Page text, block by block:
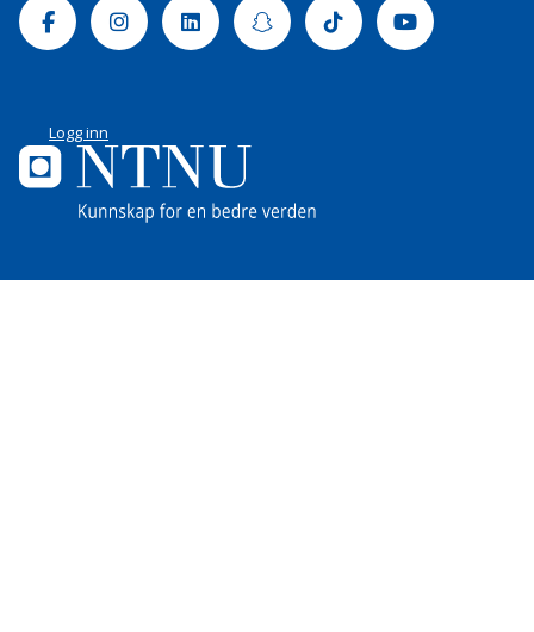
FacebookInstagramLinkedinSnapchatTiktok Youtube
Logg inn